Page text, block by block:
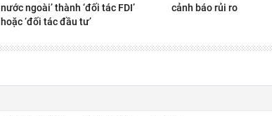
nước ngoài’ thành ‘đối tác FDI’
hoặc ‘đối tác đầu tư’
cảnh báo rủi ro